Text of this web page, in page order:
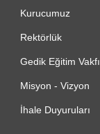
Kurucumuz
Rektörlük
Gedik Eğitim Vakfı
Misyon - Vizyon
İhale Duyuruları